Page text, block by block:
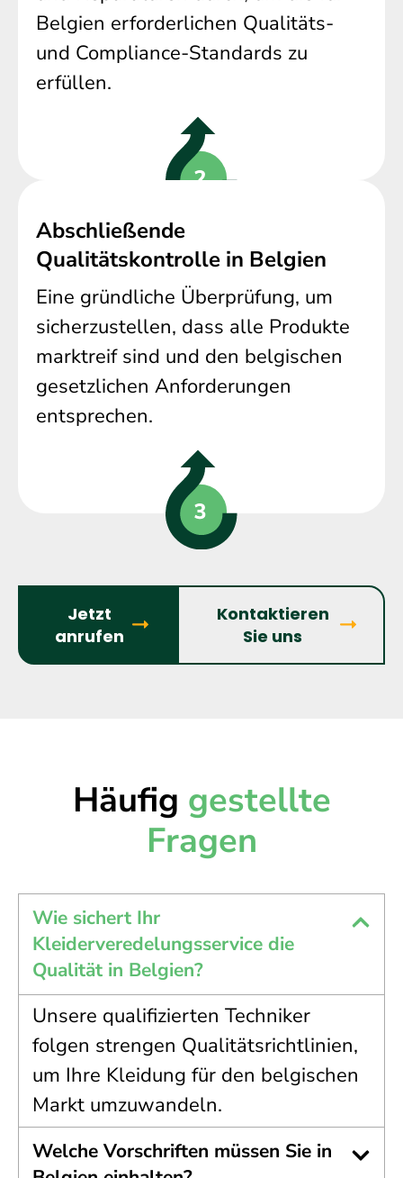
Belgien erforderlichen Qualitäts-
und Compliance-Standards zu
erfüllen.
Abschließende
Qualitätskontrolle in Belgien
Eine gründliche Überprüfung, um
sicherzustellen, dass alle Produkte
marktreif sind und den belgischen
gesetzlichen Anforderungen
entsprechen.
Jetzt
anrufen
Kontaktieren
Sie uns
Häufig gestellte
Fragen
Wie sichert Ihr
Kleiderveredelungsservice die
Qualität in Belgien?
Unsere qualifizierten Techniker
folgen strengen Qualitätsrichtlinien,
um Ihre Kleidung für den belgischen
Markt umzuwandeln.
Welche Vorschriften müssen Sie in